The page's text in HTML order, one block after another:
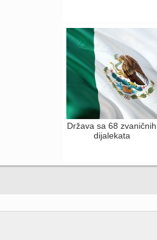
Država sa 68 zvaničnih
dijalekata